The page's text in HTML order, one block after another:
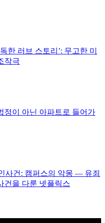
한 러브 스토리’: 무고한 미
작극
이 아닌 아파트로 들어가
사건: 캠퍼스의 악몽 — 유죄
건을 다룬 넷플릭스